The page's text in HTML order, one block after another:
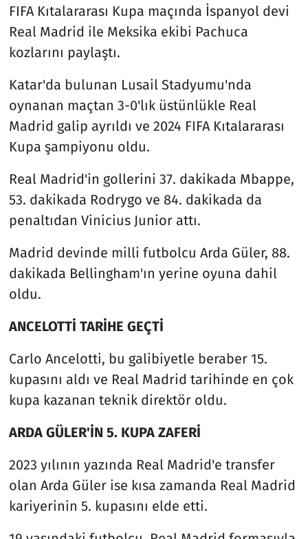
FIFA Kıtalararası Kupa maçında İspanyol devi
Real Madrid ile Meksika ekibi Pachuca
kozlarını paylaştı.
Katar'da bulunan Lusail Stadyumu'nda
oynanan maçtan 3-0'lık üstünlükle Real
Madrid galip ayrıldı ve 2024 FIFA Kıtalararası
Kupa şampiyonu oldu.
Real Madrid'in gollerini 37. dakikada Mbappe,
53. dakikada Rodrygo ve 84. dakikada da
penaltıdan Vinicius Junior attı.
Madrid devinde milli futbolcu Arda Güler, 88.
dakikada Bellingham'ın yerine oyuna dahil
oldu.
ANCELOTTİ TARİHE GEÇTİ
Carlo Ancelotti, bu galibiyetle beraber 15.
kupasını aldı ve Real Madrid tarihinde en çok
kupa kazanan teknik direktör oldu.
ARDA GÜLER'İN 5. KUPA ZAFERİ
2023 yılının yazında Real Madrid'e transfer
olan Arda Güler ise kısa zamanda Real Madrid
kariyerinin 5. kupasını elde etti.
Spor
Teknoloji ve Bilim
Televizyon